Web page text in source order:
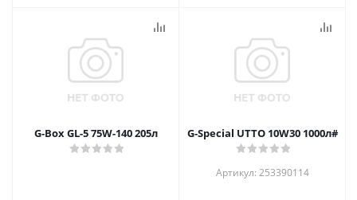
G-Box GL-5 75W-140 205л G-Special UTTO 10W30 1000л#
Артикул: 253390114